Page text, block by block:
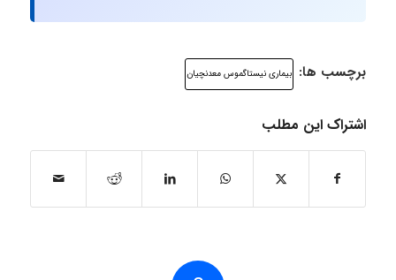
برچسب ها: بیماری نیستاگموس معدنچیان
اشتراک این مطلب